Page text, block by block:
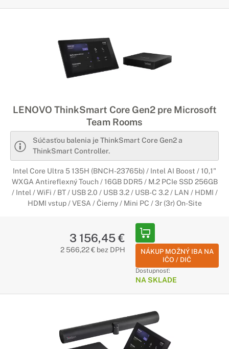
LENOVO ThinkSmart Core Gen2 pre Microsoft
Team Rooms
Súčasťou balenia je ThinkSmart Core Gen2 a
ThinkSmart Controller.
Intel Core Ultra 5 135H (BNCH-23765b) / Intel AI Boost / 10,1"
WXGA Antireflexný Touch / 16GB DDR5 / M.2 PCIe SSD 256GB
/ Intel / WiFi / BT / USB 2.0 / USB 3.2 / USB-C 3.2 / LAN / HDMI /
HDMI vstup / VESA / Čierny / Mini PC / 3r (3r) On-Site
3 156,45 €
2 566,22 € bez DPH
NÁKUP MOŽNÝ IBA NA
IČO / DIČ
Dostupnosť:
NA SKLADE